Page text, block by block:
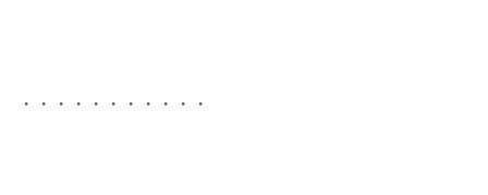
・・・・・・・・・・・